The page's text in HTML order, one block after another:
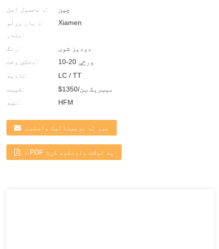
د محصول اصل:
چین
د بار وړلو
بندر:
Xiamen
رنګ:
دودیز شوی
مخکښ وخت:
10-20 ورځې
تادیه:
LC / TT
قیمت:
$1350/میټریک ټن
نښه:
HFM
موږ ته بریښنالیک واستوئ
د PDF په توګه ډاونلوډ کړئ